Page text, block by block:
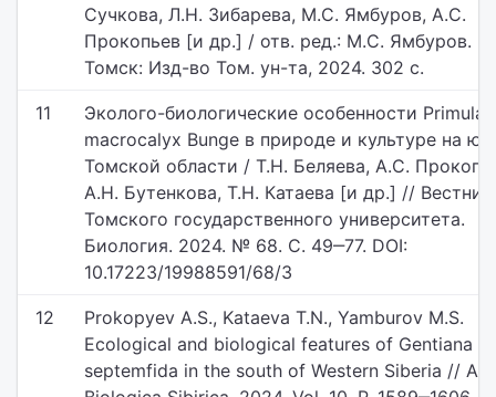
Сучкова, Л.Н. Зибарева, М.С. Ямбуров, А.С.
Прокопьев [и др.] / отв. ред.: М.С. Ямбуров.
Томск: Изд-во Том. ун-та, 2024. 302 с.
11
Эколого-биологические особенности Primula
macrocalyx Bunge в природе и культуре на
Томской области / Т.Н. Беляева, А.С.
А.Н. Бутенкова, Т.Н. Катаева [и др.] // Вестник
Томского государственного университета.
Биология. 2024. № 68. С. 49‒77. DOI:
10.17223/19988591/68/3
12
Prokopyev A.S., Kataeva T.N., Yamburov M.S.
Ecological and biological features of Gentiana
septemfida in the south of Western Siberia //